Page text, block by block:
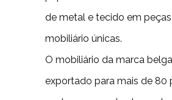
de metal e tecido em
mobiliário únicas.
O mobiliário da marca
exportado para mais de 80